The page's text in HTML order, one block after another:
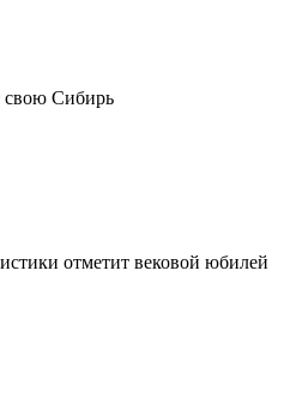
свою Сибирь
отметит вековой юбилей